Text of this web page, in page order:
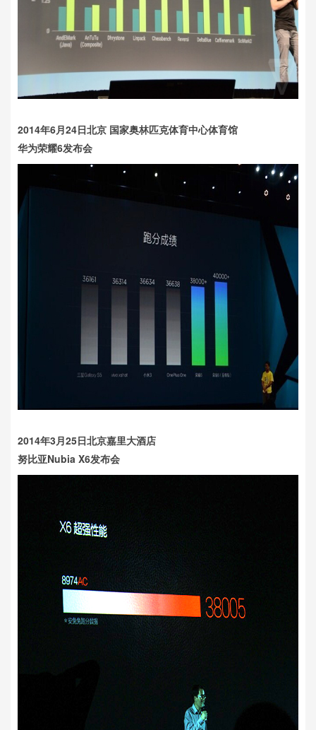
2014年6月24日北京 国家奥林匹克体育中心体育馆
华为荣耀6发布会
2014年3月25日北京嘉里大酒店
努比亚Nubia X6发布会